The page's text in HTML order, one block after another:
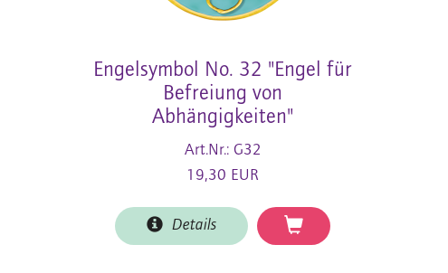
Engelsymbol No. 32 "Engel für
Befreiung von
Abhängigkeiten"
Art.Nr.: G32
19,30 EUR
Details